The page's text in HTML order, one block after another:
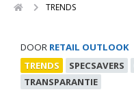
TRENDS
DOOR RETAIL OUTLOOK
TRENDS
SPECSAVERS
TRANSPARANTIE